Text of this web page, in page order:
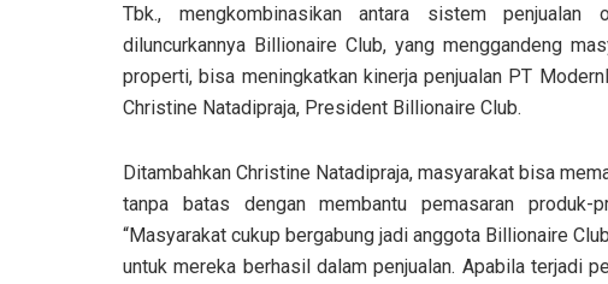
Tbk., mengkombinasikan antara sistem
diluncurkannya Billionaire Club, yang menggandeng
properti, bisa meningkatkan kinerja penjualan PT
Christine Natadipraja, President Billionaire Club.
Ditambahkan Christine Natadipraja, masyarakat bisa
tanpa batas dengan membantu pemasaran
“Masyarakat cukup bergabung jadi anggota Billionaire
untuk mereka berhasil dalam penjualan. Apabila terjadi